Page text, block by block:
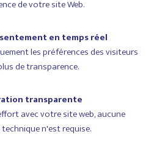
de votre site Web.
en temps réel
les préférences des visiteurs
de transparence.
transparente
avec votre site web, aucune
n'est requise.